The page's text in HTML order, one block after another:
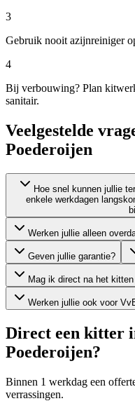
3
Gebruik nooit azijnreiniger
4
Bij verbouwing? Plan
sanitair.
Veelgestelde
Poederoijen
Hoe snel kunnen jullie
enkele werkdagen
Werken jullie alleen
Geven jullie garantie?
Mag ik direct na het
Werken jullie ook voor
Direct een kitter
Poederoijen?
Binnen 1 werkdag een
verrassingen.